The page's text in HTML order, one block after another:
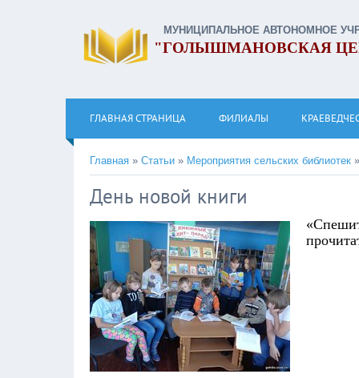
МУНИЦИПАЛЬНОЕ АВТОНОМНОЕ
"ГОЛЫШМАНОВСКАЯ
ГЛАВНАЯ СТРАНИЦА ФИЛИАЛЫ
Главная » Статьи » Мероприятия сельских библиотек »
День новой книги